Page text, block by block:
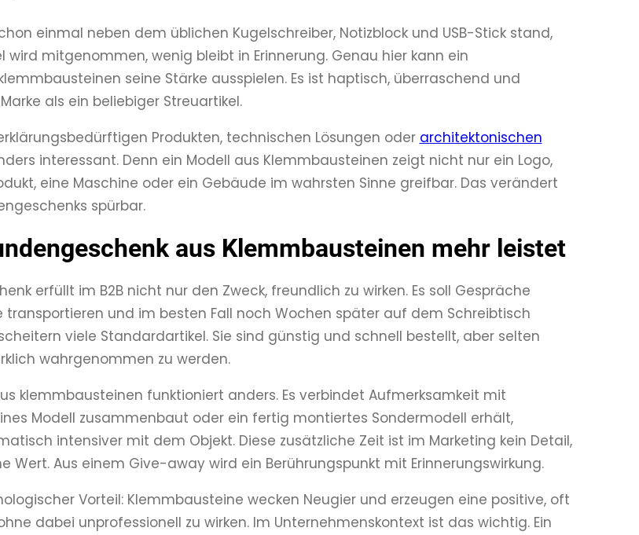
einmal neben dem üblichen Kugelschreiber, Notizblock und USB-Stick stand,
wird mitgenommen, wenig bleibt in Erinnerung. Genau hier kann ein
seine Stärke ausspielen. Es ist haptisch, überraschend und
als ein beliebiger Streuartikel.
Produkten, technischen Lösungen oder architektonischen
interessant. Denn ein Modell aus Klemmbausteinen zeigt nicht nur ein Logo,
eine Maschine oder ein Gebäude im wahrsten Sinne greifbar. Das verändert
spürbar.
aus Klemmbausteinen mehr leistet
erfüllt im B2B nicht nur den Zweck, freundlich zu wirken. Es soll Gespräche
transportieren und im besten Fall noch Wochen später auf dem Schreibtisch
viele Standardartikel. Sie sind günstig und schnell bestellt, aber selten
wahrgenommen zu werden.
klemmbausteinen funktioniert anders. Es verbindet Aufmerksamkeit mit
Modell zusammenbaut oder ein fertig montiertes Sondermodell erhält,
intensiver mit dem Objekt. Diese zusätzliche Zeit ist im Marketing kein Detail,
Wert. Aus einem Give-away wird ein Berührungspunkt mit Erinnerungswirkung.
Vorteil: Klemmbausteine wecken Neugier und erzeugen eine positive, oft
dabei unprofessionell zu wirken. Im Unternehmenskontext ist das wichtig. Ein